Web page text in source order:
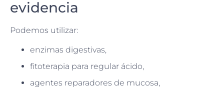
evidencia
Podemos utilizar:
enzimas digestivas,
fitoterapia para regular ácido,
agentes reparadores de mucosa,